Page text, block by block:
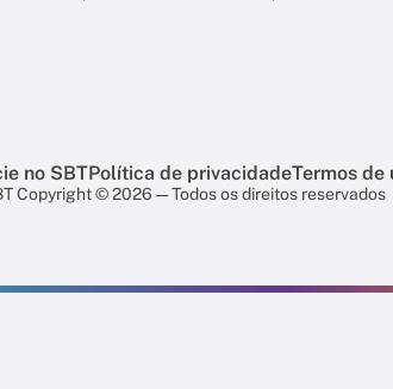
no SBTPolítica de privacidadeTermos de
Copyright © 2026 — Todos os direitos reservados